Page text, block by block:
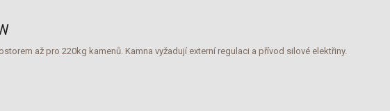
až pro 220kg kamenů. Kamna vyžadují externí regulaci a přívod silové elektřiny.